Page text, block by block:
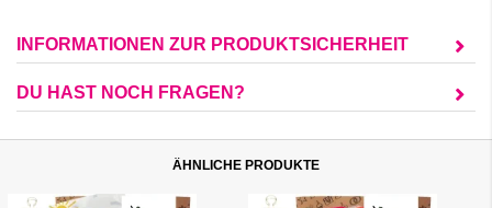
INFORMATIONEN ZUR PRODUKTSICHERHEIT
DU HAST NOCH FRAGEN?
ÄHNLICHE PRODUKTE